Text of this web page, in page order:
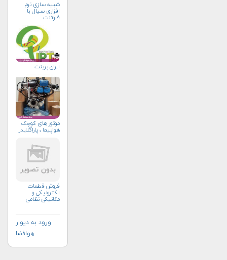
شبیه سازی نرم
افزاری سیال با
فلوئنت
ایران پرینت
موتور های کوچک
هواپیما ، پاراگلایدر
فروش قطعات
الکترونیکی و
مکانیکی نظامی
ورود به دیوار
هوافضا